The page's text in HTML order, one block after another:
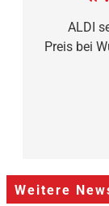
ALDI
Preis bei
Weitere